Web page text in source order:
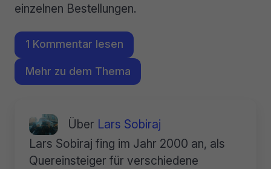
einzelnen Bestellungen.
1 Kommentar lesen
Mehr zu dem Thema
Über Lars Sobiraj
Lars Sobiraj fing im Jahr 2000 an, als
Quereinsteiger für verschiedene